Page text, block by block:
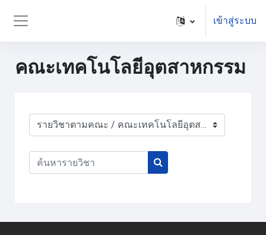
เข้าสู่ระบบ
คณะเทคโนโลยีอุตสาหกรรม
ประเภทของรายวิชา
ค้นหารายวิชา
ค้นหารายวิชา